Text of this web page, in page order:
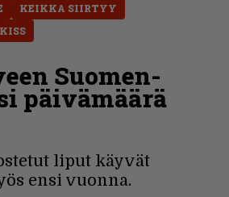
KEIKKA SIIRTYY
KISS
Suomen-
päivämäärä
liput käyvät
ensi vuonna.